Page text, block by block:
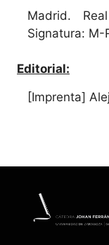
Madrid.
Signatura: M-
Editorial:
[Imprenta]